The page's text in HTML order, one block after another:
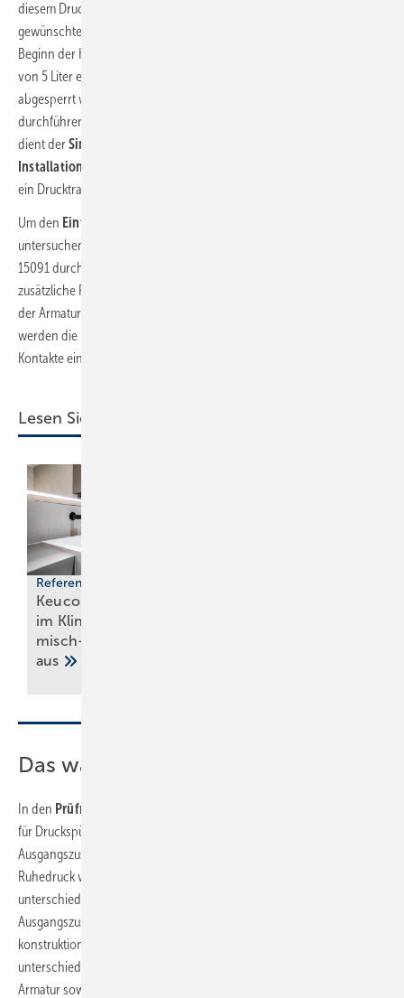
diesem Druckminderer kann der für den jeweiligen Versuch
gewünschte Fließdruck von 3 bzw. 5 bar eingestellt werden. Am
Beginn der Kupferleitung ist ein Ausdehnungsgefäß mit einem Inhalt
von 5 Liter eingebaut. Dieses kann mittels eines Ventils auch
abgesperrt werden um die Versuche auch ohne dieses Gefäß
durchführen zu können. Das Gefäß bzw. das zusätzliche Volumen
dient derSimulation eines „umfangreicheren“
Installationssystems.
ein Drucktransmitter eingebaut.
Um den Einfluss der Rohrleitungslänge
untersuchen zu können, kann in Abweichung zur Prüfnorm DIN EN
15091 durch verschiedene Ventilstellungen die Rohrleitungslänge –
zusätzliche Rohrspirale – vergrößert werden. Der Schließvorgang an
der Armatur wird mittels eines Druckluftstößels vorgenommen. Dabei
werden die Hebelstellungen „ganz auf“ und „ganz zu“ über die
Kontakte einer Lichtschranke bestimmt.
Lesen Sie auch:
Referenzprojekt
Keuco stattet Bäder
im Kli­ni­kum Gar­
misch-Par­ten­kir­chen
aus
Das waren die Prüfbedingungen
In den Prüfnormen
für Druckspüler und Füllventile von Spülkästen ist der
Ausgangszustand
Ruhedruck von 5 bar vorgesehen. Für einen Vergleich
unterschiedlicher Armaturen verschiedener Hersteller ist dieser
Ausgangszustand unpraktisch, da der Druckabfall an der Armatur
konstruktionsbedingt bei den einzelnen Produkten sehr
unterschiedlich sein kann und damit der Fließdruck bei geöffneter
Armatur sowie der Volumenstrom ebenfalls unterschiedlich und somit